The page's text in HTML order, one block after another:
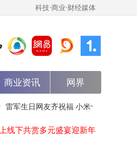
科技·商业·财经媒体
商业资讯 网界
军生日网友齐祝福 小米十年砥砺奋进续
煌新程
信任，开启AI伙伴新篇章
ChatGPT 5.2：推理能力跃升多模态赋能，能否重塑编程与商业新格局？
线下共赏多元盛宴迎新年
三星紧跟苹果步伐测试阔折叠与可变光圈，苹果折叠新机或明年上市引关注